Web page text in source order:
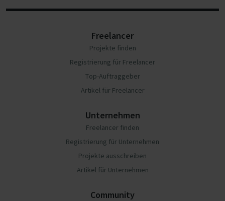
Freelancer
Projekte finden
Registrierung für Freelancer
Top-Auftraggeber
Artikel für Freelancer
Unternehmen
Freelancer finden
Registrierung für Unternehmen
Projekte ausschreiben
Artikel für Unternehmen
Community